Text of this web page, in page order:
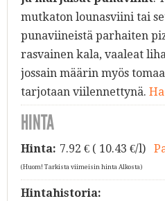
mutkaton lounasviini tai
punaviineistä parhaiten
rasvainen kala, vaaleat
jossain määrin myös
tarjotaan viilennettynä.
HINTA
Hinta: 7.92 € ( 10.43 €/l)
(Huom! Tarkista viimeisin hinta Alkosta)
Hintahistoria: